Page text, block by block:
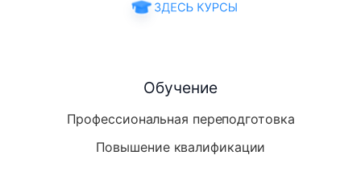
Обучение
Профессиональная переподготовка
Повышение квалификации